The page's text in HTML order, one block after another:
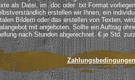
als Datei, im .doc oder .txt Format
erstellen wir Ihnen, ein
Bildern oder das erstellen von Texten,
mit angeboten. Sollte ein Auftrag
nach Stunden abgerechnet. € je Std.